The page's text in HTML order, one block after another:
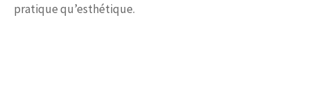
pratique qu’esthétique.